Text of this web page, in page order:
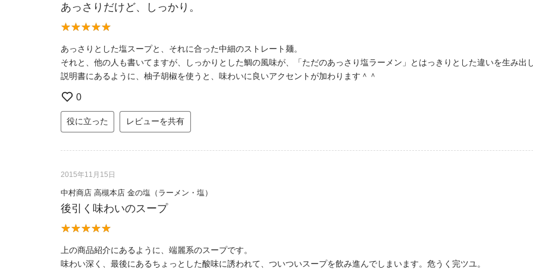
あっさりだけど、しっかり。
あっさりとした塩スープと、それに合った中細のストレート麺。
それと、他の人も書いてますが、しっかりとした鯛の風味が、「ただのあっさり塩ラーメン」とはっきりとした違いを生み出
説明書にあるように、柚子胡椒を使うと、味わいに良いアクセントが加わります＾＾
0
役に立った レビューを共有
2015年11月15日
中村商店 高槻本店 金の塩（ラーメン・塩）
後引く味わいのスープ
上の商品紹介にあるように、端麗系のスープです。
味わい深く、最後にあるちょっとした酸味に誘われて、ついついスープを飲み進んでしまいます。危うく完ツユ。